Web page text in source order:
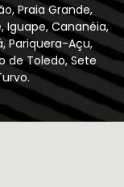
Praia Grande,
Iguape, Cananéia,
Pariquera-Açu,
de Toledo, Sete